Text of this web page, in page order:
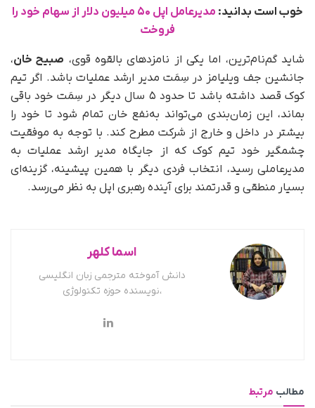
خوب است بدانید:
مدیرعامل اپل ۵۰ میلیون دلار از سهام خود را
فروخت
شاید گم‌نام‌ترین، اما یکی از نامزدهای بالقوه قوی، صبیح خان،
جانشین جف ویلیامز در سِمَت مدیر ارشد عملیات باشد. اگر تیم
کوک قصد داشته باشد تا حدود ۵ سال دیگر در سِمَت خود باقی
بماند، این زمان‌بندی می‌تواند به‌‌نفع خان تمام شود تا خود را
بیشتر در داخل و خارج از شرکت مطرح کند. با توجه به موفقیت
چشمگیر خود تیم کوک که از جایگاه مدیر ارشد عملیات به
مدیرعاملی رسید، انتخاب فردی دیگر با همین پیشینه، گزینه‌ای
بسیار منطقی و قدرتمند برای آینده رهبری اپل به نظر می‌رسد.
اسما کلهر
دانش آموخته مترجمی زبان انگلیسی
،نویسنده حوزه تکنولوژی
مطالب مرتبط